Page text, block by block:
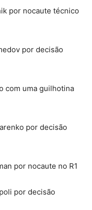
por nocaute técnico
por decisão
com uma guilhotina
por decisão
por nocaute no R1
por decisão